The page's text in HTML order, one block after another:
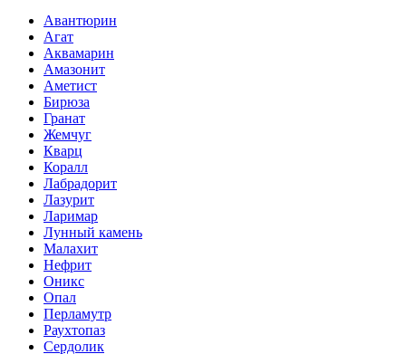
Авантюрин
Агат
Аквамарин
Амазонит
Аметист
Бирюза
Гранат
Жемчуг
Кварц
Коралл
Лабрадорит
Лазурит
Ларимар
Лунный камень
Малахит
Нефрит
Оникс
Опал
Перламутр
Раухтопаз
Сердолик